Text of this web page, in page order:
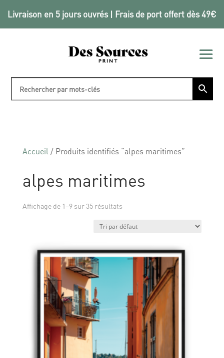
Livraison en 5 jours ouvrés | Frais de port offert dès 49€
Accueil / Produits identifiés “alpes maritimes”
alpes maritimes
Affichage de 1–9 sur 35 résultats